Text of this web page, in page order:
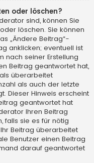
oder löschen?
sind, können Sie
löschen. Sie können
„Ändere Beitrag“-
anklicken; eventuell ist
nach seiner Erstellung
Beitrag geantwortet hat,
überarbeitet
als auch der letzte
Dieser Hinweis erscheint
geantwortet hat
Ihren Beitrag
falls sie es für nötig
Beitrag überarbeitet
Benutzer einen Beitrag
darauf geantwortet